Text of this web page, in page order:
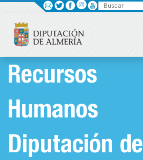
Buscar
Recursos
Humanos
Diputación de